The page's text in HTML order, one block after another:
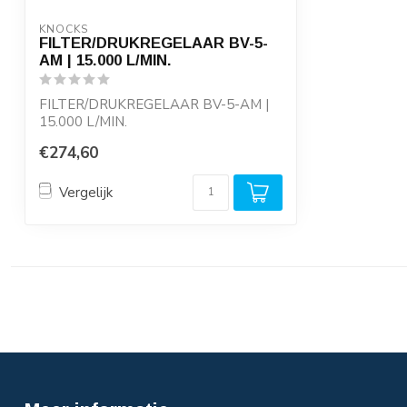
KNOCKS
FILTER/DRUKREGELAAR BV-5-
AM | 15.000 L/MIN.
FILTER/DRUKREGELAAR BV-5-AM |
15.000 L/MIN.
€274,60
Vergelijk